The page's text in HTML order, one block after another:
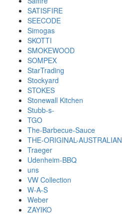
SATISFIRE
SEECODE
Simogas
SKOTTI
SMOKEWOOD
SOMPEX
StarTrading
Stockyard
STOKES
Stonewall Kitchen
Stubb-s-
TGO
The-Barbecue-Sauce
THE-ORIGINAL-AUSTRALIAN
Traeger
Udenheim-BBQ
uns
VW Collection
W-A-S
Weber
ZAYIKO